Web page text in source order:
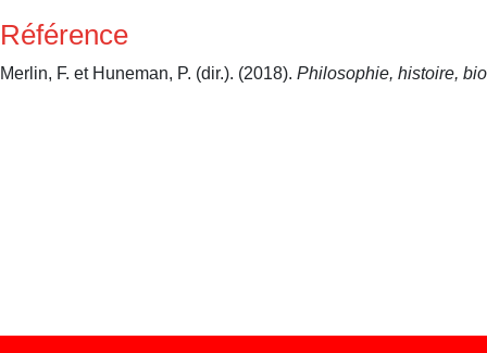
Référence
Merlin, F. et Huneman, P. (dir.). (2018). Philosophie, histoire,